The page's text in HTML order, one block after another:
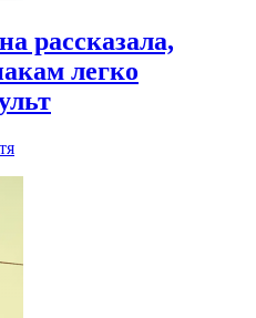
рассказала,
легко